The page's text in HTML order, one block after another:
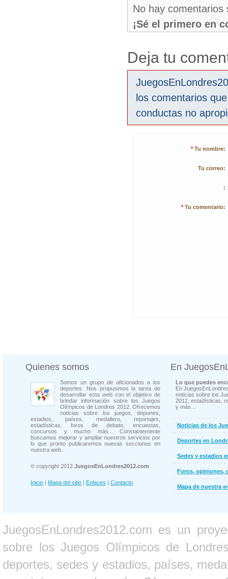
No hay comentarios
¡Sé el primero en
Deja tu
los comentarios
conductas no
* Tu nombre:
Tu correo:
:
* Tu comentario:
Quienes somos
Somos un grupo de aficionados a los
deportes. Nos propusimos la tarea de
desarrollar esta web con el objetivo de
brindar información sobre los Juegos
Olímpicos de Londres 2012. Ofrecemos
noticias sobre los juegos, deportes,
estadios, países, medallero, reportajes,
estadísticas, foros de debate, encuestas,
concursos y mucho más... Constantemente
buscamos mejorar y ampliar nuestros servicios por
lo que pronto publicaremos nuevas secciones en
nuestra web.
© copyright 2012 JuegosEnLondres2012.com
Inicio | Mapa del sitio | Enlaces | Contacto
En
Lo que puedes
En
noticias sobre los
2012, estadísticas,
y más...
Noticias de los
Deportes en
Sedes y estadios
Foros, opiniones,
Mapa de nuestra
JuegosEnLondres2012.com es un
sobre los Juegos Olímpicos de
deportes, sedes y estadios, países,